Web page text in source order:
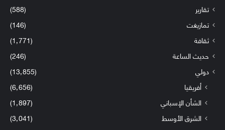
تقارير
(588)
تمازيغت
(146)
ثقافة
(1٬771)
حديث الساعة
(246)
دولي
(13٬855)
أفريقيا
(6٬656)
الشأن الإسباني
(1٬897)
الشرق الأوسط
(3٬041)